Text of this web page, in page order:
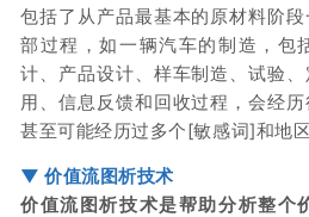
包括了从产品最基本的原材料阶
部过程，如一辆汽车的制造，包
计、产品设计、样车制造、试验
用、信息反馈和回收过程，会经
甚至可能经历过多个[敏感词]和地区
▼ 价值流图析技术
价值流图析技术是帮助分析整个